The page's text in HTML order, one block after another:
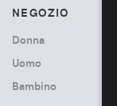
NEGOZIO
Donna
Uomo
Bambino